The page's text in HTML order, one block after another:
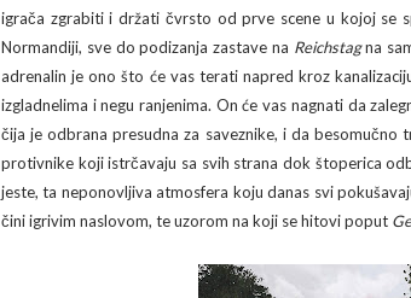
igrača zgrabiti i držati čvrsto od prve scene u kojoj se
Normandiji, sve do podizanja zastave na Reichstagna
adrenalin je ono što će vas terati napred kroz
izgladnelima i negu ranjenima. On će vas nagnati da
čija je odbrana presudna za saveznike, i da
protivnike koji istrčavaju sa svih strana dok štoperica
jeste, ta neponovljiva atmosfera koju danas svi
čini igrivim naslovom, te uzorom na koji se hitovi poput